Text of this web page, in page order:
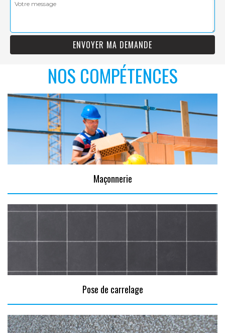
NOS COMPÉTENCES
Maçonnerie
Pose de carrelage